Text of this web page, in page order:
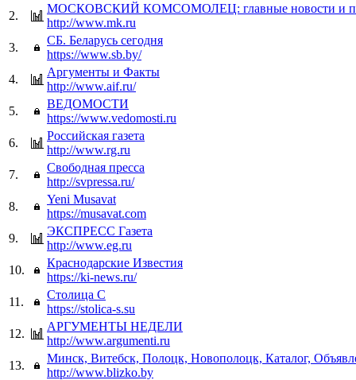
2.
МОСКОВСКИЙ КОМСОМОЛЕЦ: главные новости и
http://www.mk.ru
3.
СБ. Беларусь сегодня
https://www.sb.by/
4.
Аргументы и Факты
http://www.aif.ru/
5.
ВЕДОМОСТИ
https://www.vedomosti.ru
6.
Российская газета
http://www.rg.ru
7.
Свободная пресса
http://svpressa.ru/
8.
Yeni Musavat
https://musavat.com
9.
ЭКСПРЕСС Газета
http://www.eg.ru
10.
Краснодарские Известия
https://ki-news.ru/
11.
Cтолица С
https://stolica-s.su
12.
АРГУМЕНТЫ НЕДЕЛИ
http://www.argumenti.ru
13.
Минск, Витебск, Полоцк, Новополоцк, Каталог,
http://www.blizko.by